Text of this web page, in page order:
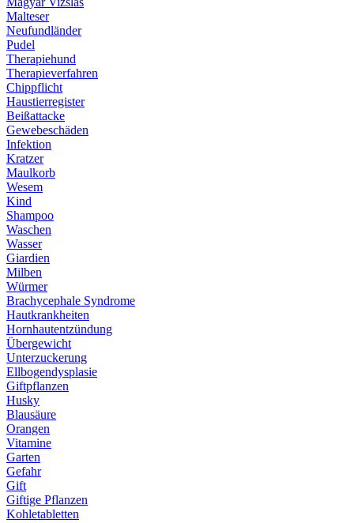
Malteser
Neufundländer
Pudel
Therapiehund
Therapieverfahren
Chippflicht
Haustierregister
Beißattacke
Gewebeschäden
Infektion
Kratzer
Maulkorb
Wesem
Kind
Shampoo
Waschen
Wasser
Giardien
Milben
Würmer
Brachycephale Syndrome
Hautkrankheiten
Hornhautentzündung
Übergewicht
Unterzuckerung
Ellbogendysplasie
Giftpflanzen
Husky
Blausäure
Orangen
Vitamine
Garten
Gefahr
Gift
Giftige Pflanzen
Kohletabletten